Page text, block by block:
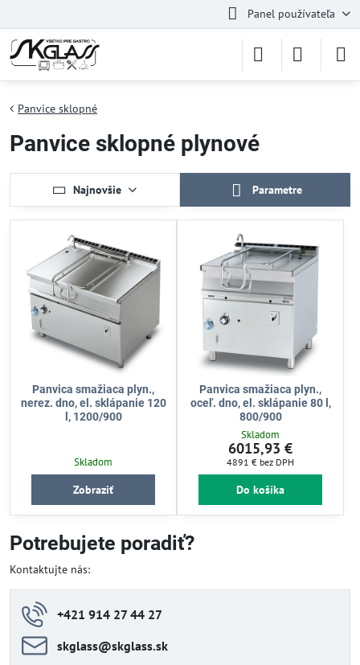
Panel používateľa
Panvice sklopné
Panvice sklopné plynové
Najnovšie Parametre
Panvica smažiaca plyn.,
nerez. dno, el. sklápanie 120
l, 1200/900
Skladom
Zobraziť
Panvica smažiaca plyn.,
oceľ. dno, el. sklápanie 80 l,
800/900
Skladom
6015,93 €
4891 € bez DPH
Do košíka
Potrebujete poradiť?
Kontaktujte nás:
+421 914 27 44 27
skglass​@skglass​.sk